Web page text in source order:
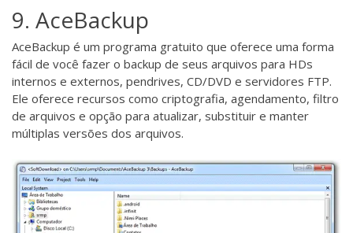
9. AceBackup
AceBackup é um programa gratuito que oferece uma forma
fácil de você fazer o backup de seus arquivos para HDs
internos e externos, pendrives, CD/DVD e servidores FTP.
Ele oferece recursos como criptografia, agendamento, filtro
de arquivos e opção para atualizar, substituir e manter
múltiplas versões dos arquivos.